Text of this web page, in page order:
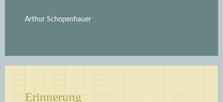
Arthur Schopenhauer
Erinnerung